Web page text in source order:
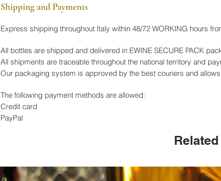
Shipping and Payments
Express shipping throughout Italy within 48/72 WORKING hours
All bottles are shipped and delivered in EWINE SECURE PACK
All shipments are traceable throughout the national territory and
Our packaging system is approved by the best couriers and
The following payment methods are allowed:
Credit card
PayPal